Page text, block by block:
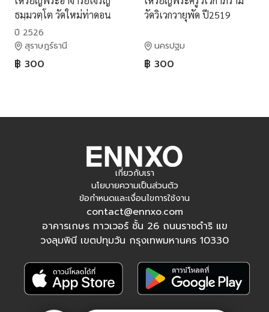
ธมฺมวตฺโต วัดใหม่ท่าดอน
ปี 2526
สุราษฎร์ธานี
฿ 300
วัดวิเวกวายุพัด ปี2519
นครปฐม
฿ 300
เกี่ยวกับเรา
นโยบายความเป็นส่วนตัว
ข้อกำหนดและเงื่อนไขการใช้งาน
contact@ennxo.com
อาคารเกษร ทาวเวอร์ ชั้น 26 ถนนราชดำริ แข
วงลุมพินี เขตปทุมวัน กรุงเทพมหานคร 10330